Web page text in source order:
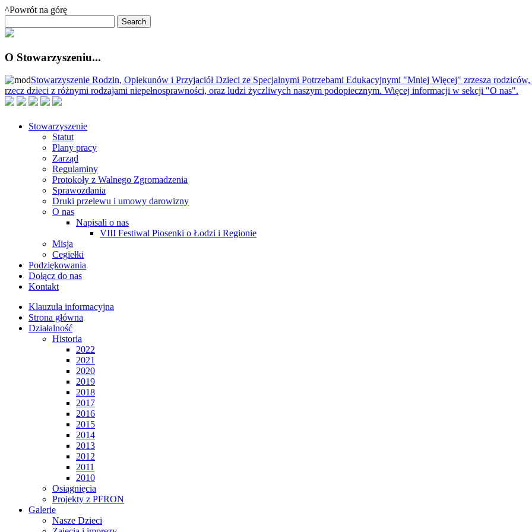
^Powrót na górę
O Stowarzyszeniu...
Stowarzyszenie Rodzin, Opiekunów i Przyjaciół Dzieci ze Specjalnymi Potrzebami Edukacyjnymi "Mniej Więcej" zrzesza
rzecz dzieci z różnymi rodzajami niepełnosprawności, oraz ludzi życzliwych naszym podopiecznym. Więcej informacji w sekcji "O nas".
Stowarzyszenie
Statut
Plany pracy
Zarząd
Regulaminy
Protokoły z Walnego Zgromadzenia
Sprawozdania
Druki przelewu i umowy darowizny
O nas
Napisali o nas
VIII Festiwal Piosenki o Łodzi i Regionie
Misja
Cegiełki
Podziękowania
Dołącz do nas
Kontakt
Klauzula informacyjna
Strona główna
Działalność
Historia
2022
2021
2020
2019
2018
2017
2016
2015
2014
2013
2012
2011
2010
Osiągnięcia
Projekty z PFRON
Galerie
Nasze Dzieci